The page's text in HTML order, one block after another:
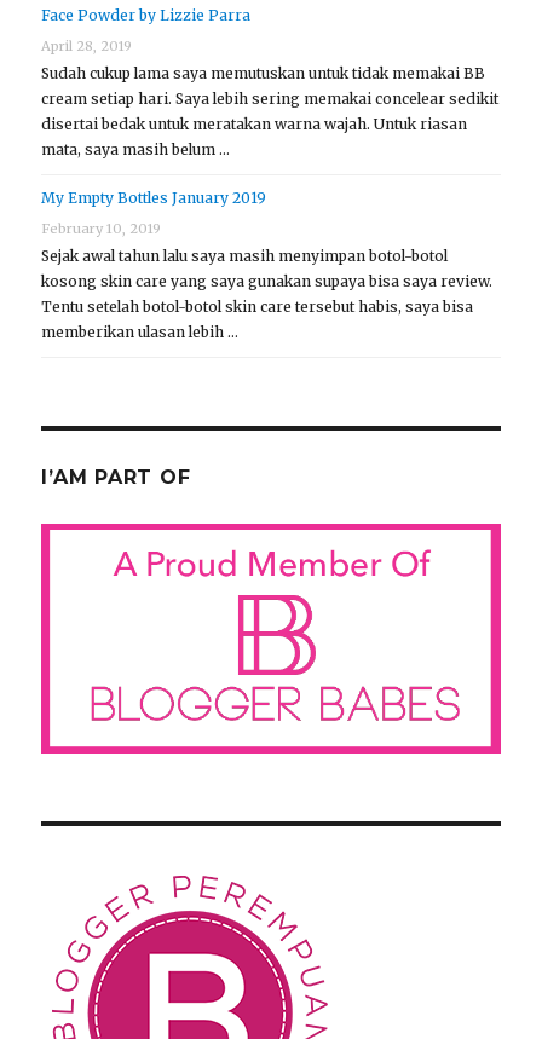
Face Powder by Lizzie Parra
April 28, 2019
Sudah cukup lama saya memutuskan untuk tidak memakai BB
cream setiap hari. Saya lebih sering memakai concelear sedikit
disertai bedak untuk meratakan warna wajah. Untuk riasan
mata, saya masih belum …
My Empty Bottles January 2019
February 10, 2019
Sejak awal tahun lalu saya masih menyimpan botol-botol
kosong skin care yang saya gunakan supaya bisa saya review.
Tentu setelah botol-botol skin care tersebut habis, saya bisa
memberikan ulasan lebih …
I’AM PART OF